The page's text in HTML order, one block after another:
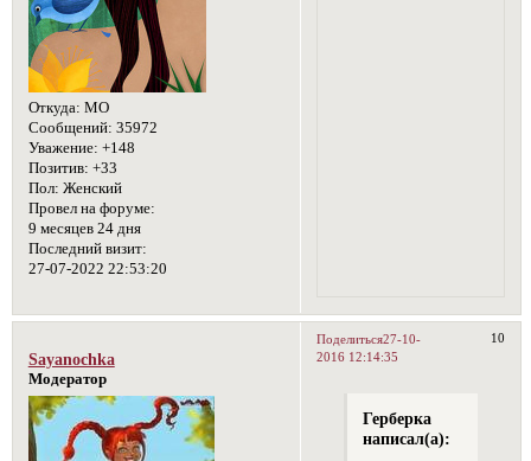
Откуда: МО
Сообщений: 35972
Уважение: +148
Позитив: +33
Пол: Женский
Провел на форуме:
9 месяцев 24 дня
Последний визит:
27-07-2022 22:53:20
Поделиться 10
27-10-
2016 12:14:35
Sayanochka
Модератор
Герберка
написал(а):